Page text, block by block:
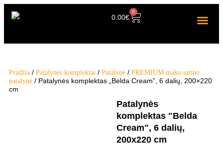
0.00€
0
Pradžia / Patalynės komplektai / Patalynė / PREMIUM mako satino
patalynė / Patalynės komplektas „Belda Cream”, 6 dalių, 200×220
cm
Patalynės
komplektas "Belda
Cream", 6 dalių,
200x220 cm